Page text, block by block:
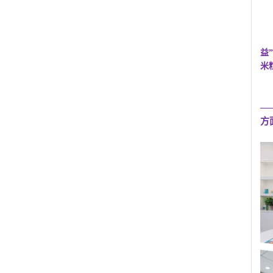
益
米
——
方